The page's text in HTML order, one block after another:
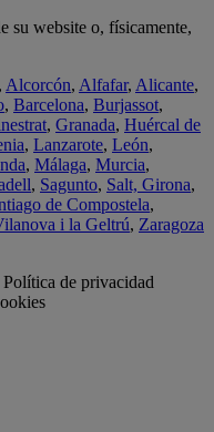
su website o, físicamente,
, Alcorcón, Alfafar, Alicante,
, Barcelona, Burjassot,
, Granada, Huércal de
, Lanzarote, León,
, Málaga, Murcia,
, Sagunto, Salt, Girona,
de Compostela,
i la Geltrú, Zaragoza
Política de privacidad